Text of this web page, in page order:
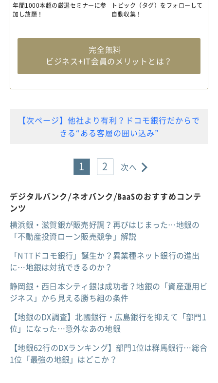
年間1000本超の厳選セミナーに参
加し放題！
トピック（タグ）をフォローして
自動収集！
完全無料
ビジネス+IT会員のメリットとは？
【次ページ】他社より有利？ドコモ銀行だからで
きる“ある客層の囲い込み”
1 2 次へ
デジタルバンク/ネオバンク/BaaSのおすすめコンテ
ンツ
横浜銀・滋賀銀が販売好調？再びはじまった…地銀の
「不動産投資ローン販売競争」解説
「NTTドコモ銀行」誕生か？異業種ネット銀行の進出
に…地銀は対抗できるのか？
静岡銀・西日本シティ銀は成功者？地銀の「資産運用ビ
ジネス」から見える勝ち組の条件
【地銀のDX調査】北國銀行・広島銀行を抑えて「部門1
位」になった…意外なあの地銀
【地銀62行のDXランキング】部門1位は群馬銀行…総合
1位「最強の地銀」はどこか？